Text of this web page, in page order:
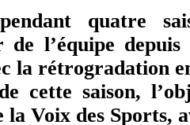
quatre
de l’équipe
la rétrogradation
cette saison,
la Voix des